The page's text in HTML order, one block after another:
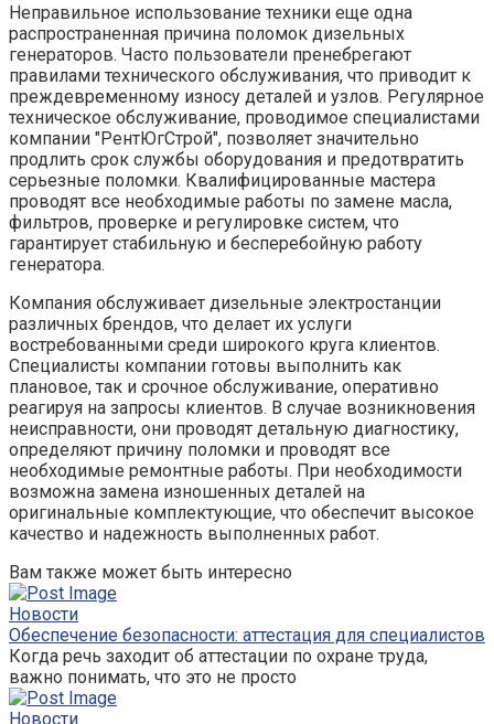
Неправильное использование техники еще одна
распространенная причина поломок дизельных
генераторов. Часто пользователи пренебрегают
правилами технического обслуживания, что приводит к
преждевременному износу деталей и узлов. Регулярное
техническое обслуживание, проводимое специалистами
компании "РентЮгСтрой", позволяет значительно
продлить срок службы оборудования и предотвратить
серьезные поломки. Квалифицированные мастера
проводят все необходимые работы по замене масла,
фильтров, проверке и регулировке систем, что
гарантирует стабильную и бесперебойную работу
генератора.
Компания обслуживает дизельные электростанции
различных брендов, что делает их услуги
востребованными среди широкого круга клиентов.
Специалисты компании готовы выполнить как
плановое, так и срочное обслуживание, оперативно
реагируя на запросы клиентов. В случае возникновения
неисправности, они проводят детальную диагностику,
определяют причину поломки и проводят все
необходимые ремонтные работы. При необходимости
возможна замена изношенных деталей на
оригинальные комплектующие, что обеспечит высокое
качество и надежность выполненных работ.
Вам также может быть интересно
Новости
Обеспечение безопасности: аттестация для специалистов
Когда речь заходит об аттестации по охране труда,
важно понимать, что это не просто
Новости